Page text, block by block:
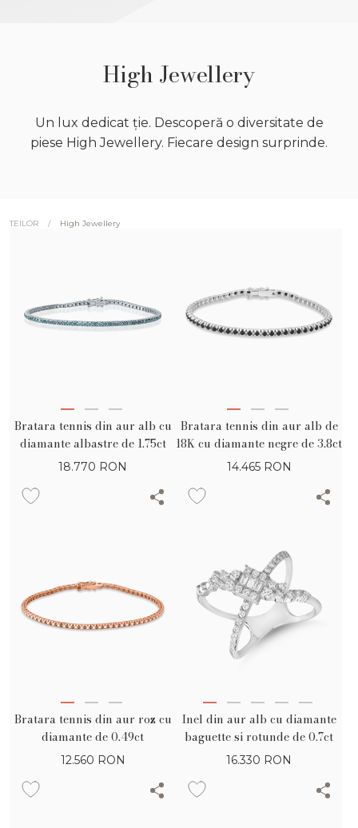
High Jewellery
Un lux dedicat ție. Descoperă o diversitate de
piese High Jewellery. Fiecare design surprinde.
TEILOR / High Jewellery
Bratara tennis din aur alb cu
diamante albastre de 1.75ct
18.770 RON
Bratara tennis din aur alb de
18K cu diamante negre de 3.8ct
14.465 RON
Bratara tennis din aur roz cu
diamante de 0.49ct
12.560 RON
Inel din aur alb cu diamante
baguette si rotunde de 0.7ct
16.330 RON